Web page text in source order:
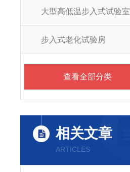
大型高低温步入式试验室
步入式老化试验房
查看全部分类
相关文章
ARTICLES